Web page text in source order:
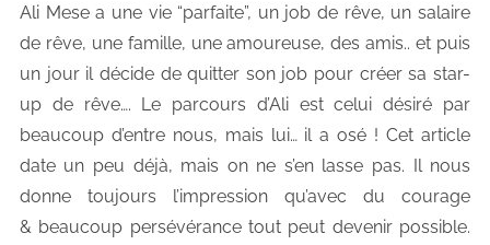
Ali Mese a une vie “parfaite”, un job de rêve, un salaire
de rêve, une famille, une amoureuse, des amis.. et puis
un jour il décide de quitter son job pour créer sa star-
up de rêve…. Le parcours d’Ali est celui désiré par
beaucoup d’entre nous, mais lui… il a osé ! Cet article
date un peu déjà, mais on ne s’en lasse pas. Il nous
donne toujours l’impression qu’avec du courage
& beaucoup persévérance tout peut devenir possible.